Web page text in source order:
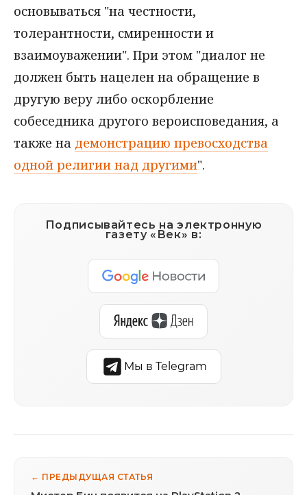
основываться "на честности,
толерантности, смиренности и
взаимоуважении". При этом "диалог не
должен быть нацелен на обращение в
другую веру либо оскорбление
собеседника другого вероисповедания, а
также на демонстрацию превосходства
одной религии над другими".
Подписывайтесь на электронную
газету «Век» в:
Мы в Telegram
← ПРЕДЫДУЩАЯ СТАТЬЯ